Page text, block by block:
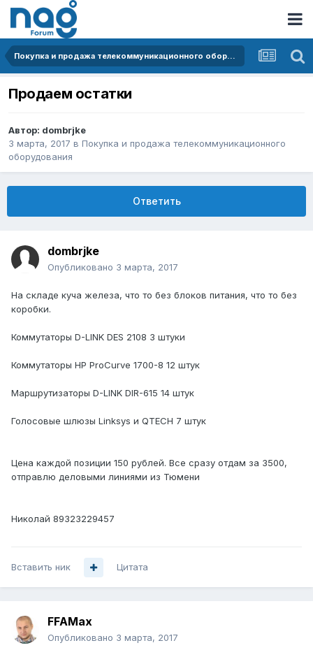
Покупка и продажа телекоммуникационного оборудования
Продаем остатки
Автор: dombrjke
3 марта, 2017 в Покупка и продажа телекоммуникационного
оборудования
Ответить
dombrjke
Опубликовано 3 марта, 2017
На складе куча железа, что то без блоков питания, что то без
коробки.
Коммутаторы D-LINK DES 2108 3 штуки
Коммутаторы HP ProCurve 1700-8 12 штук
Маршрутизаторы D-LINK DIR-615 14 штук
Голосовые шлюзы Linksys и QTECH 7 штук
Цена каждой позиции 150 рублей. Все сразу отдам за 3500,
отправлю деловыми линиями из Тюмени
Николай 89323229457
Вставить ник Цитата
FFAMax
Опубликовано 3 марта, 2017